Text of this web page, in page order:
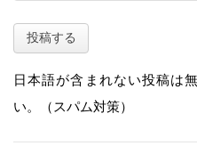
日本語が含まれない投稿は
い。（スパム対策）